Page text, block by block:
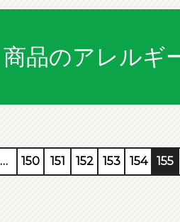
商品のアレルギ
… 150 151 152 153 154 155